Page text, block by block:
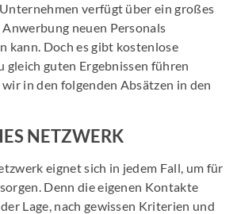
verfügt über ein großes
neuen Personals
kann. Doch es gibt kostenlose
gleich guten Ergebnissen führen
in den folgenden Absätzen in den
NETZWERK
eignet sich in jedem Fall, um für
Denn die eigenen Kontakte
Lage, nach gewissen Kriterien und